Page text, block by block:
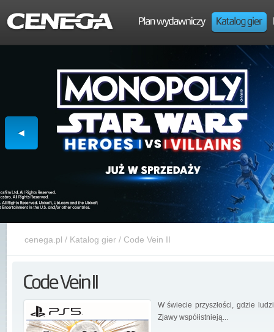
cenega.pl / Katalog gier/ Code Vein II
W świecie przyszłości, gdzie
Zjawy współistnieją...